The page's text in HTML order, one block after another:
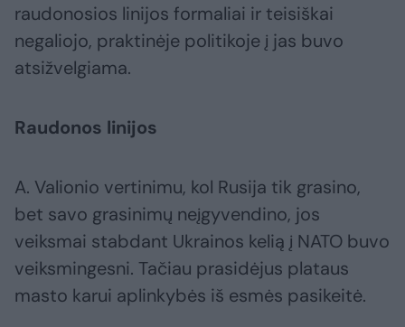
raudonosios linijos formaliai ir teisiškai
negaliojo, praktinėje politikoje į jas buvo
atsižvelgiama.
Raudonos linijos
A. Valionio vertinimu, kol Rusija tik grasino,
bet savo grasinimų neįgyvendino, jos
veiksmai stabdant Ukrainos kelią į NATO buvo
veiksmingesni. Tačiau prasidėjus plataus
masto karui aplinkybės iš esmės pasikeitė.